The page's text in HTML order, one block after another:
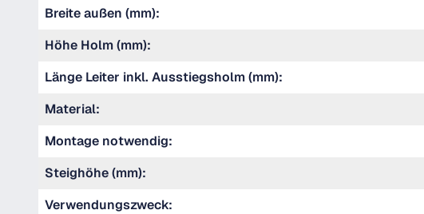
Breite außen (mm):
Höhe Holm (mm):
Länge Leiter inkl. Ausstiegsholm (mm):
Material:
Montage notwendig:
Steighöhe (mm):
Verwendungszweck: